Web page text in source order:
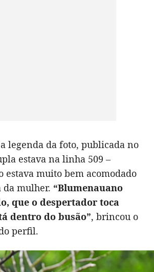
legenda da foto, publicada no
estava na linha 509 –
estava muito bem acomodado
da mulher. “Blumenauano
que o despertador toca
dentro do busão”, brincou o
perfil.